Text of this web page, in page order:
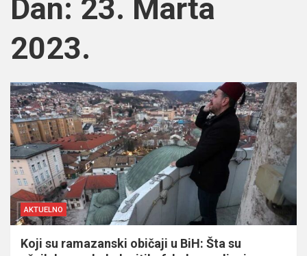
Dan: 23. Marta
2023.
AKTUELNO
Koji su ramazanski običaji u BiH: Šta su